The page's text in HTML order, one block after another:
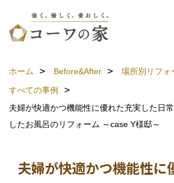
ホーム Before&After
場所別リフォ
すべての事例
夫婦が快適かつ機能性に優れた充実した日
したお風呂のリフォーム ～case Y様邸～
夫婦が快適かつ機能性に